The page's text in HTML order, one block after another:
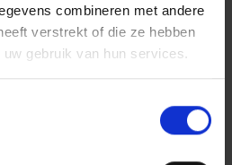
combineren met andere
verstrekt of die ze hebben
gebruik van hun services.
gaan nog steeds ter
in gesprek te gaan, maar de
en schept een
bezocht al een
uitdagingen bij het